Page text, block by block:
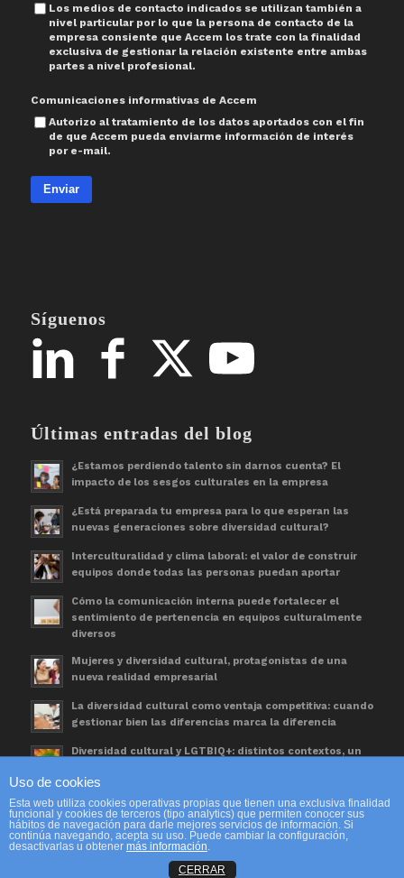
Los medios de contacto indicados se utilizan también a
nivel particular por lo que la persona de contacto de la
empresa consiente que Accem los trate con la finalidad
exclusiva de gestionar la relación existente entre ambas
partes a nivel profesional.
Comunicaciones informativas de Accem
Autorizo al tratamiento de los datos aportados con el fin
de que Accem pueda enviarme información de interés
por e-mail.
Enviar
Síguenos
Últimas entradas del blog
¿Estamos perdiendo talento sin darnos cuenta? El
impacto de los sesgos culturales en la empresa
¿Está preparada tu empresa para lo que esperan las
nuevas generaciones sobre diversidad cultural?
Interculturalidad y clima laboral: el valor de construir
equipos donde todas las personas puedan aportar
Cómo la comunicación interna puede fortalecer el
sentimiento de pertenencia en equipos culturalmente
diversos
Mujeres y diversidad cultural, protagonistas de una
nueva realidad empresarial
La diversidad cultural como ventaja competitiva: cuando
gestionar bien las diferencias marca la diferencia
Diversidad cultural y LGTBIQ+: distintos contextos, un
Día Mundial de las Personas Refugiadas. Una
oportunidad para avanzar en diversidad cultural
Uso de cookies
Esta web utiliza cookies operativas propias que tienen una exclusiva finalidad
funcional y cookies de terceros (tipo analytics) que permiten conocer sus
hábitos de navegación para darle mejores servicios de información. Si
continúa navegando, acepta su uso. Puede cambiar la configuración,
desactivarlas u obtener más información.
CERRAR